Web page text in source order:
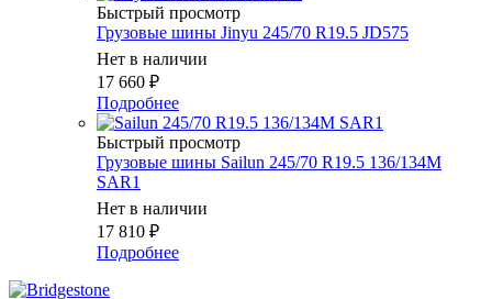
Быстрый просмотр
Грузовые шины Jinyu 245/70 R19.5 JD575
Нет в наличии
17 660 ₽
Подробнее
Быстрый просмотр
Грузовые шины Sailun 245/70 R19.5 136/134M
SAR1
Нет в наличии
17 810 ₽
Подробнее